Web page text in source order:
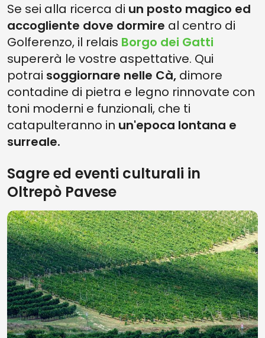
Se sei alla ricerca di un posto magico ed
accogliente dove dormire al centro di
Golferenzo, il relais Borgo dei Gatti
supererà le vostre aspettative. Qui
potrai soggiornare nelle Cà, dimore
contadine di pietra e legno rinnovate con
toni moderni e funzionali, che ti
catapulteranno in un'epoca lontana e
surreale.
Sagre ed eventi culturali in
Oltrepò Pavese